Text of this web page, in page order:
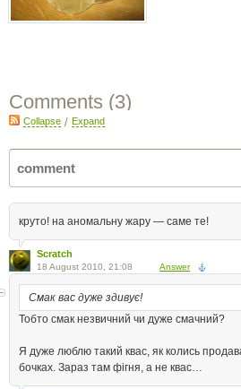
Comments (3)
Collapse / Expand
круто! на аномальну жару — саме те!
Scratch
18 August 2010, 21:08 Answer
Смак вас дуже здивує!
Тобто смак незвичний чи дуже смачний?
Я дуже люблю такий квас, як колись
бочках. Зараз там фігня, а не квас…